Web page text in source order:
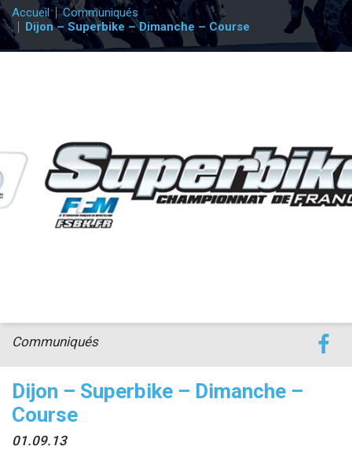
PARTENAIRES
PRESSE
Accueil
Communiqués
Dijon – Superbike – Dimanche – Course
Dijon – Superbike – Dimanche –
Course
01.09.13
Communiqués